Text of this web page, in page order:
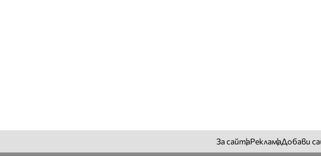
За сайтаРекламаДобави